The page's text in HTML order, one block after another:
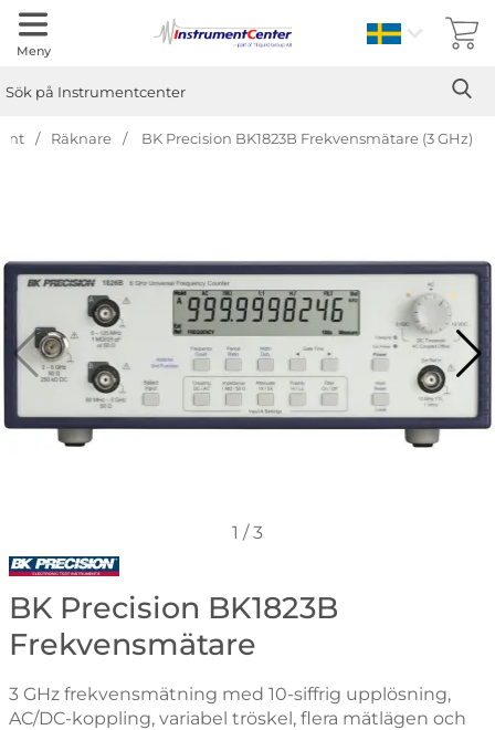
Meny Sverige
Räknare BK Precision BK1823B Frekvensmätare (3 GHz)
1 /3
Gå till varumärkessidan för BK Precision
BK Precision BK1823B
Frekvensmätare
3 GHz frekvensmätning med 10-siffrig upplösning,
AC/DC-koppling, variabel tröskel, flera mätlägen och